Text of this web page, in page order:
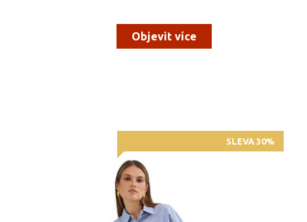
Objevit více
SLEVA 30%